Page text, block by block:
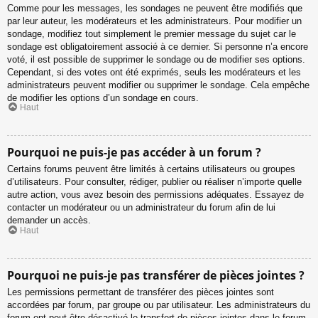
Comme pour les messages, les sondages ne peuvent être modifiés que
par leur auteur, les modérateurs et les administrateurs. Pour modifier un
sondage, modifiez tout simplement le premier message du sujet car le
sondage est obligatoirement associé à ce dernier. Si personne n’a encore
voté, il est possible de supprimer le sondage ou de modifier ses options.
Cependant, si des votes ont été exprimés, seuls les modérateurs et les
administrateurs peuvent modifier ou supprimer le sondage. Cela empêche
de modifier les options d’un sondage en cours.
Haut
Pourquoi ne puis-je pas accéder à un forum ?
Certains forums peuvent être limités à certains utilisateurs ou groupes
d’utilisateurs. Pour consulter, rédiger, publier ou réaliser n’importe quelle
autre action, vous avez besoin des permissions adéquates. Essayez de
contacter un modérateur ou un administrateur du forum afin de lui
demander un accès.
Haut
Pourquoi ne puis-je pas transférer de pièces jointes ?
Les permissions permettant de transférer des pièces jointes sont
accordées par forum, par groupe ou par utilisateur. Les administrateurs du